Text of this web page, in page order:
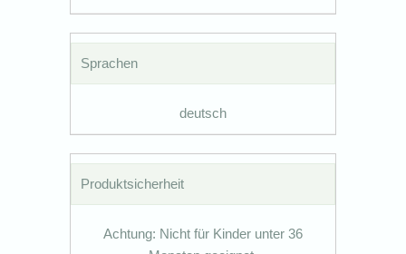
Sprachen
deutsch
Produktsicherheit
Achtung: Nicht für Kinder unter 36